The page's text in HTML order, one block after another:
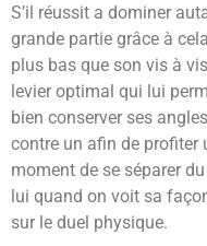
S’il réussit a dominer
grande partie grâce à
plus bas que son vis à
levier optimal qui lui
bien conserver ses
contre un afin de profiter
moment de se séparer
lui quand on voit sa
sur le duel physique.